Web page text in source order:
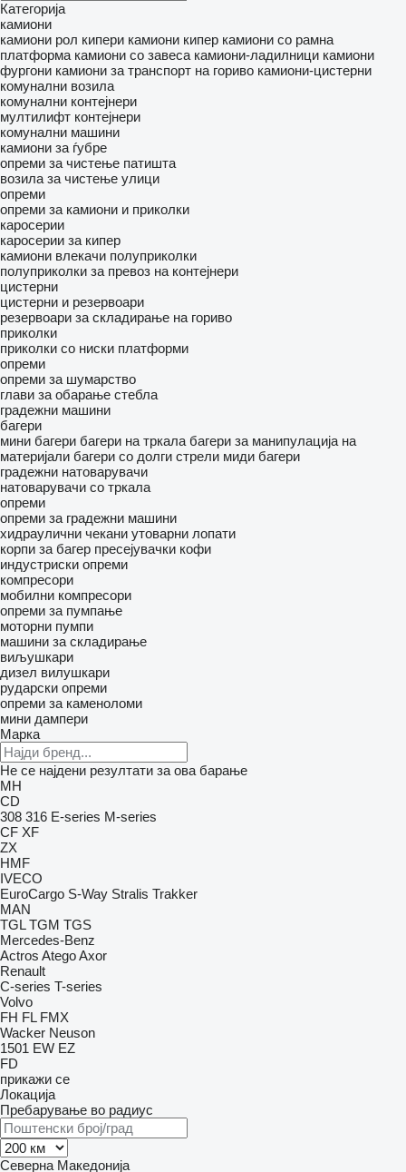
Категорија
камиони
камиони рол кипери камиони кипер камиони со рамна
платформа камиони со завеса камиони-ладилници камиони
фургони камиони за транспорт на гориво камиони-цистерни
комунални возила
комунални контејнери
мултилифт контејнери
комунални машини
камиони за ѓубре
опреми за чистење патишта
возила за чистење улици
опреми
опреми за камиони и приколки
каросерии
каросерии за кипер
камиони влекачи полуприколки
полуприколки за превоз на контејнери
цистерни
цистерни и резервоари
резервоари за складирање на гориво
приколки
приколки со ниски платформи
опреми
опреми за шумарство
глави за обарање стебла
градежни машини
багери
мини багери багери на тркала багери за манипулација на
материјали багери со долги стрели миди багери
градежни натоварувачи
натоварувачи со тркала
опреми
опреми за градежни машини
хидраулични чекани утоварни лопати
корпи за багер пресејувачки кофи
индустриски опреми
компресори
мобилни компресори
опреми за пумпање
моторни пумпи
машини за складирање
виљушкари
дизел вилушкари
рударски опреми
опреми за каменоломи
мини дампери
Марка
Не се најдени резултати за ова барање
MH
CD
308 316 E-series M-series
CF XF
ZX
HMF
IVECO
EuroCargo S-Way Stralis Trakker
MAN
TGL TGM TGS
Mercedes-Benz
Actros AtegoAxor
Renault
C-series T-series
Volvo
FH FL FMX
Wacker Neuson
1501 EW EZ
FD
прикажи се
Локација
Пребарување во радиус
Северна Македонија